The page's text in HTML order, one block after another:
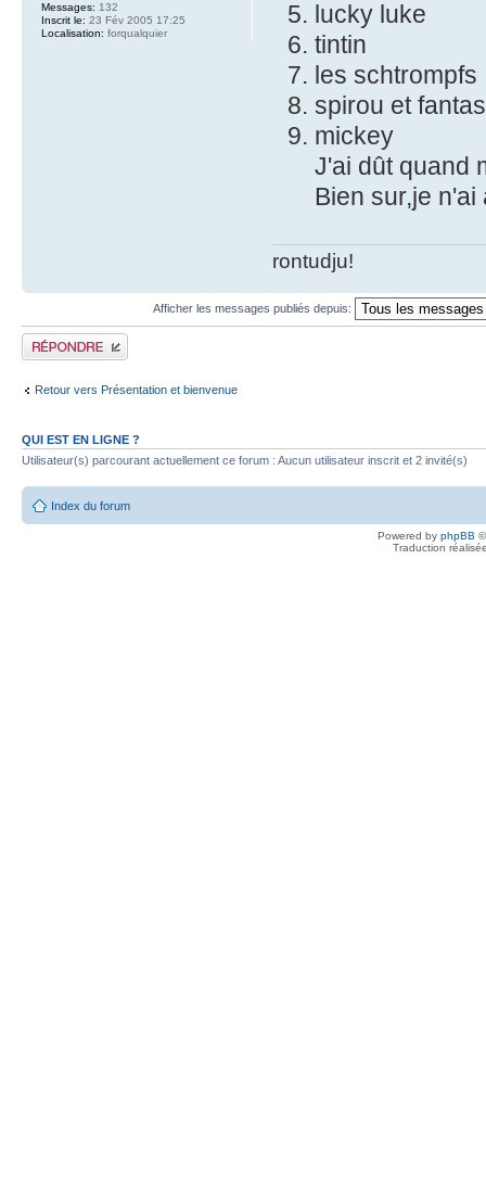
lucky luke
tintin
les schtrompfs
spirou et
mickey
J'ai dût quand
Bien sur,je
rontudju!
Messages: 132
Inscrit le: 23 Fév 2005 17:25
Localisation: forqualquier
Afficher les messages publiés depuis:
Publier une réponse
Retour vers Présentation et bienvenue
QUI EST EN LIGNE ?
Utilisateur(s) parcourant actuellement ce forum : Aucun utilisateur inscrit et 2 invité(s)
Index du forum
Powered by phpBB
Traduction